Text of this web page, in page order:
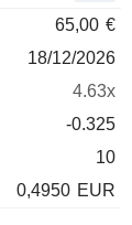
65,00 €
18/12/2026
4.63x
-0.325
10
0,4950 EUR